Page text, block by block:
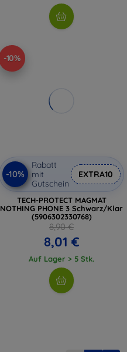
-10%
-10%
Rabatt
mit
Gutschein
EXTRA10
TECH-PROTECT MAGMAT
NOTHING PHONE 3 Schwarz/Klar
(5906302330768)
8,90 €
8,01 €
Auf Lager > 5 Stk.